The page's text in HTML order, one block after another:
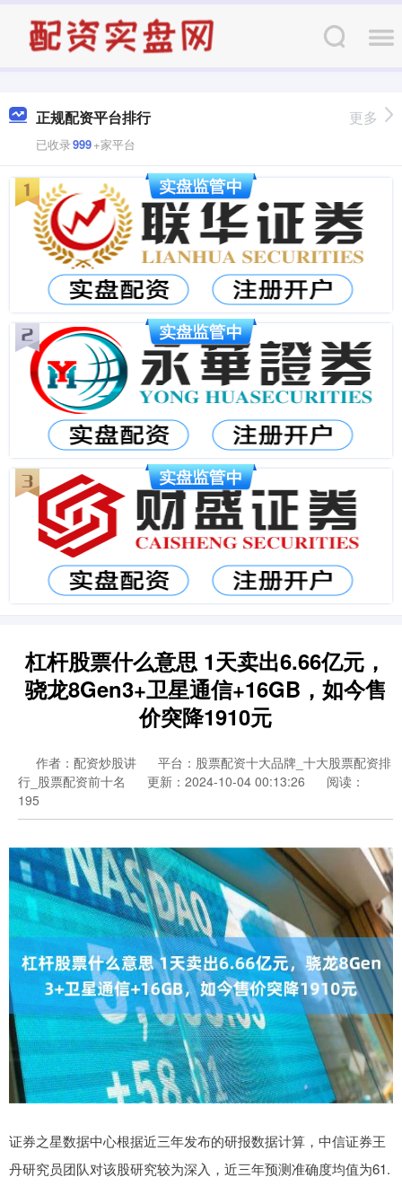
正规配资平台排行
已收录999+家平台
更多
杠杆股票什么意思 1天卖出6.66亿元，
骁龙8Gen3+卫星通信+16GB，如今售
价突降1910元
作者：配资炒股讲
平台：股票配资十大品牌_十大股票配资排
行_股票配资前十名
更新：2024-10-04 00:13:26
阅读：
195
证券之星数据中心根据近三年发布的研报数据计算，中信证券王
丹研究员团队对该股研究较为深入，近三年预测准确度均值为61.